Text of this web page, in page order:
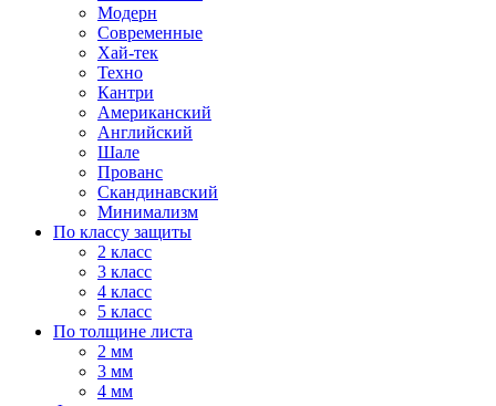
Модерн
Современные
Хай-тек
Техно
Кантри
Американский
Английский
Шале
Прованс
Скандинавский
Минимализм
По классу защиты
2 класс
3 класс
4 класс
5 класс
По толщине листа
2 мм
3 мм
4 мм